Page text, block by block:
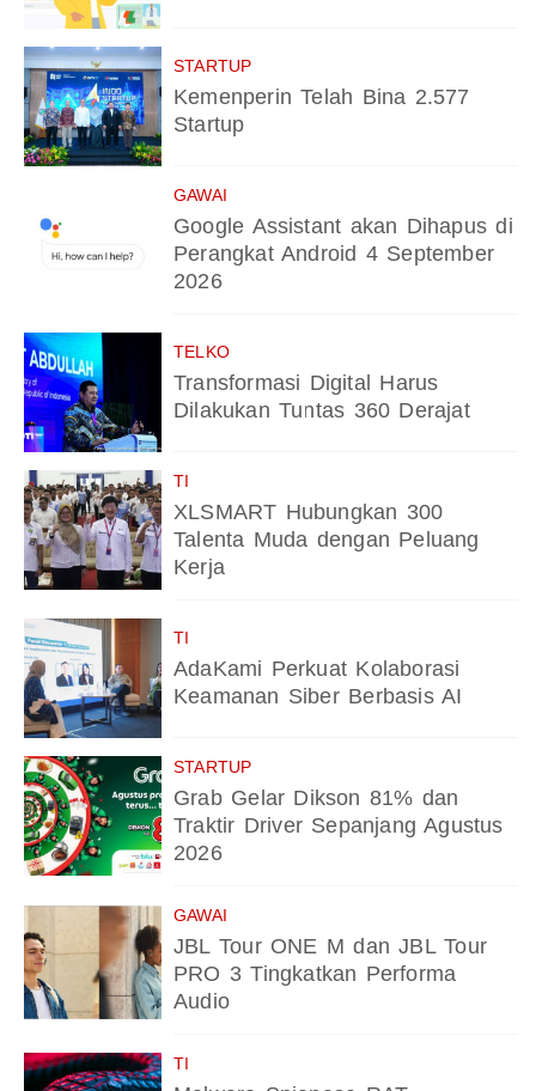
STARTUP
Kemenperin Telah Bina 2.577
Startup
GAWAI
Google Assistant akan Dihapus di
Perangkat Android 4 September
2026
TELKO
Transformasi Digital Harus
Dilakukan Tuntas 360 Derajat
TI
XLSMART Hubungkan 300
Talenta Muda dengan Peluang
Kerja
TI
AdaKami Perkuat Kolaborasi
Keamanan Siber Berbasis AI
STARTUP
Grab Gelar Dikson 81% dan
Traktir Driver Sepanjang Agustus
2026
GAWAI
JBL Tour ONE M dan JBL Tour
PRO 3 Tingkatkan Performa
Audio
TI